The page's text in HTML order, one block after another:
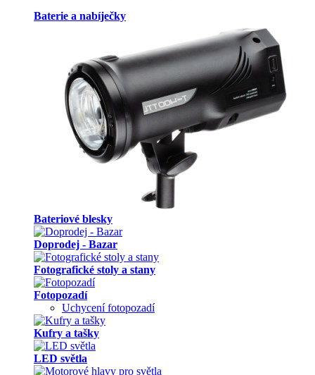
Baterie a nabíječky
Bateriové blesky
Doprodej - Bazar
Fotografické stoly a stany
Fotopozadí
Uchycení fotopozadí
Kufry a tašky
LED světla